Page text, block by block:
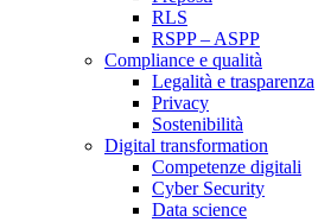
RLS
RSPP – ASPP
Compliance e qualità
Legalità e trasparenza
Privacy
Sostenibilità
Digital transformation
Competenze digitali
Cyber Security
Data science